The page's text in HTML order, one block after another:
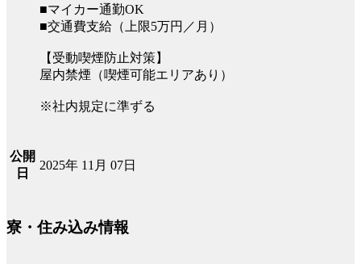
■マイカー通勤OK
■交通費支給（上限5万円／月）
【受動喫煙防止対策】
屋内禁煙（喫煙可能エリアあり）
※社内規定に準ずる
公開
日
2025年 11月 07日
寮・住み込み情報